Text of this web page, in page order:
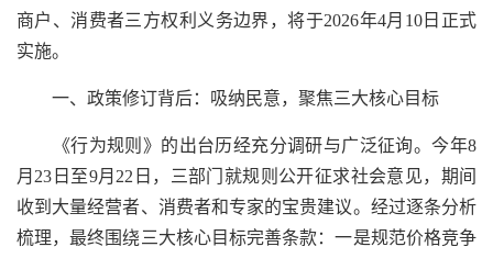
商户、消费者三方权利义务边界，将于2026年4月10日正式
实施。
一、政策修订背后：吸纳民意，聚焦三大核心目标
《行为规则》的出台历经充分调研与广泛征询。今年8
月23日至9月22日，三部门就规则公开征求社会意见，期间
收到大量经营者、消费者和专家的宝贵建议。经过逐条分析
梳理，最终围绕三大核心目标完善条款：一是规范价格竞争